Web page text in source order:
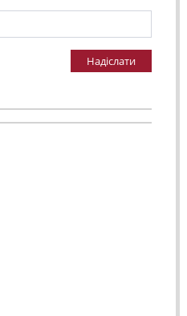
Надіслати